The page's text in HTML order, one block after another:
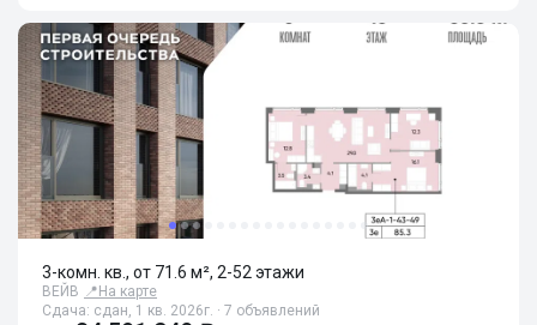
3-комн. кв., от 71.6 м², 2-52 этажи
ВЕЙВ 📍 На карте
Сдача: сдан, 1 кв. 2026г. · 7 объявлений